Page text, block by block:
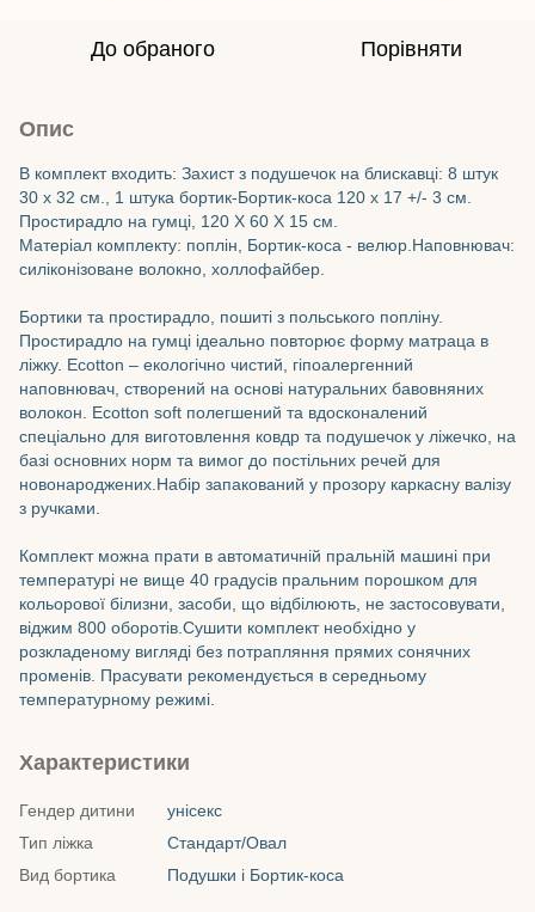
До обраного Порівняти
Опис
В комплект входить: Захист з подушечок на блискавці: 8 штук
30 х 32 см., 1 штука бортик-Бортик-коса 120 х 17 +/- 3 см.
Простирадло на гумці, 120 Х 60 Х 15 см.
Матеріал комплекту: поплін, Бортик-коса - велюр.Наповнювач:
силіконізоване волокно, холлофайбер.
Бортики та простирадло, пошиті з польського попліну.
Простирадло на гумці ідеально повторює форму матраца в
ліжку. Ecotton – екологічно чистий, гіпоалергенний
наповнювач, створений на основі натуральних бавовняних
волокон. Ecotton soft полегшений та вдосконалений
спеціально для виготовлення ковдр та подушечок у ліжечко, на
базі основних норм та вимог до постільних речей для
новонароджених.Набір запакований у прозору каркасну валізу
з ручками.
Комплект можна прати в автоматичній пральній машині при
температурі не вище 40 градусів пральним порошком для
кольорової білизни, засоби, що відбілюють, не застосовувати,
віджим 800 оборотів.Сушити комплект необхідно у
розкладеному вигляді без потрапляння прямих сонячних
променів. Прасувати рекомендується в середньому
температурному режимі.
Характеристики
Гендер дитини
унісекс
Тип ліжка
Стандарт/Овал
Вид бортика
Подушки і Бортик-коса